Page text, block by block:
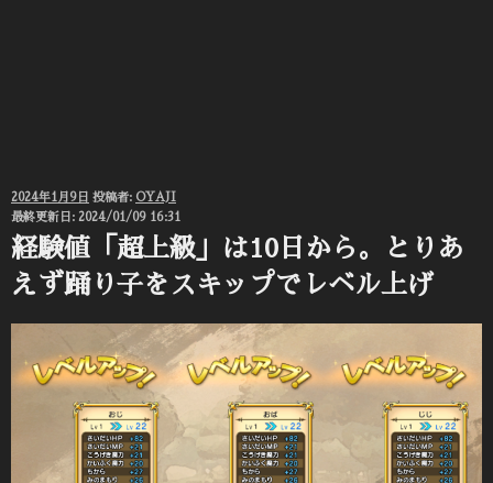
投
稿
日:
2024年1月9日 投稿者: OYAJI
最終更新日: 2024/01/09 16:31
経験値「超上級」は10日から。とりあ
えず踊り子をスキップでレベル上げ